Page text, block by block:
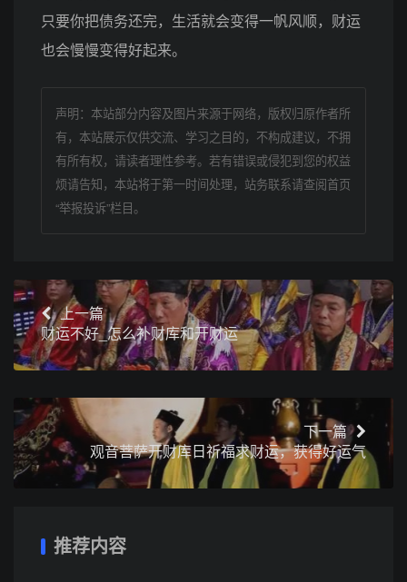
只要你把债务还完，生活就会变得一帆风顺，财运
也会慢慢变得好起来。
声明：本站部分内容及图片来源于网络，版权归原作者所
有，本站展示仅供交流、学习之目的，不构成建议，不拥
有所有权，请读者理性参考。若有错误或侵犯到您的权益
烦请告知，本站将于第一时间处理，站务联系请查阅首页
“举报投诉”栏目。
上一篇
财运不好_怎么补财库和开财运
下一篇
观音菩萨开财库日祈福求财运，获得好运气
推荐内容